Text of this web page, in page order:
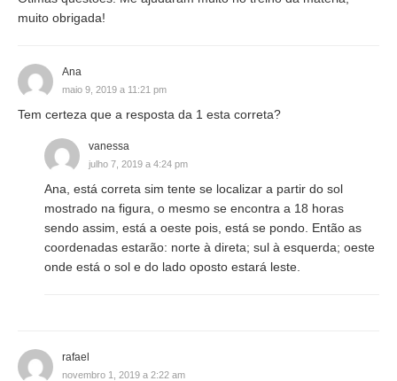
muito obrigada!
Ana
maio 9, 2019 a 11:21 pm
Tem certeza que a resposta da 1 esta correta?
vanessa
julho 7, 2019 a 4:24 pm
Ana, está correta sim tente se localizar a partir do sol
mostrado na figura, o mesmo se encontra a 18 horas
sendo assim, está a oeste pois, está se pondo. Então as
coordenadas estarão: norte à direta; sul à esquerda; oeste
onde está o sol e do lado oposto estará leste.
rafael
novembro 1, 2019 a 2:22 am